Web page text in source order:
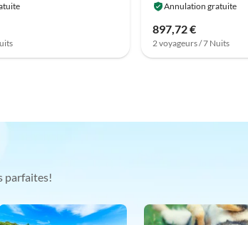
Annulation gratuite
897,72 €
2 voyageurs / 7 Nuits
parfaites!